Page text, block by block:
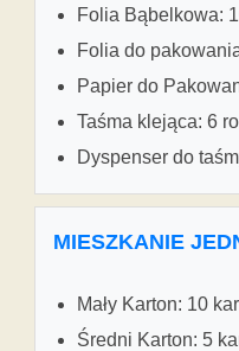
Folia Bąbelkowa:
Folia do
Papier do
Taśma klejąca: 6
Dyspenser do
MIESZKANIE
Mały Karton: 10
Średni Karton: 5